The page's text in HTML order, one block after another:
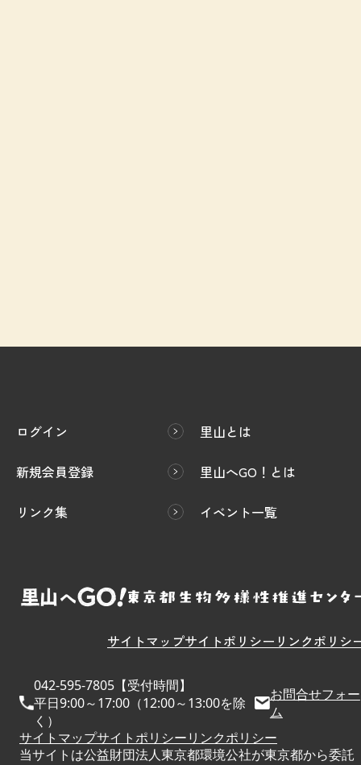
ログイン
新規会員登録
リンク集
里山とは
里山へGO！とは
イベント一覧
サイトマップサイトポリシー リンクポリシ
042-595-7805【受付時間】
平日9:00～17:00（12:00～13:00を除
く）
お問合せフォー
ム
サイトマップサイトポリシーリンクポリシー
当サイトは公益財団法人東京都環境公社が東京都から委託